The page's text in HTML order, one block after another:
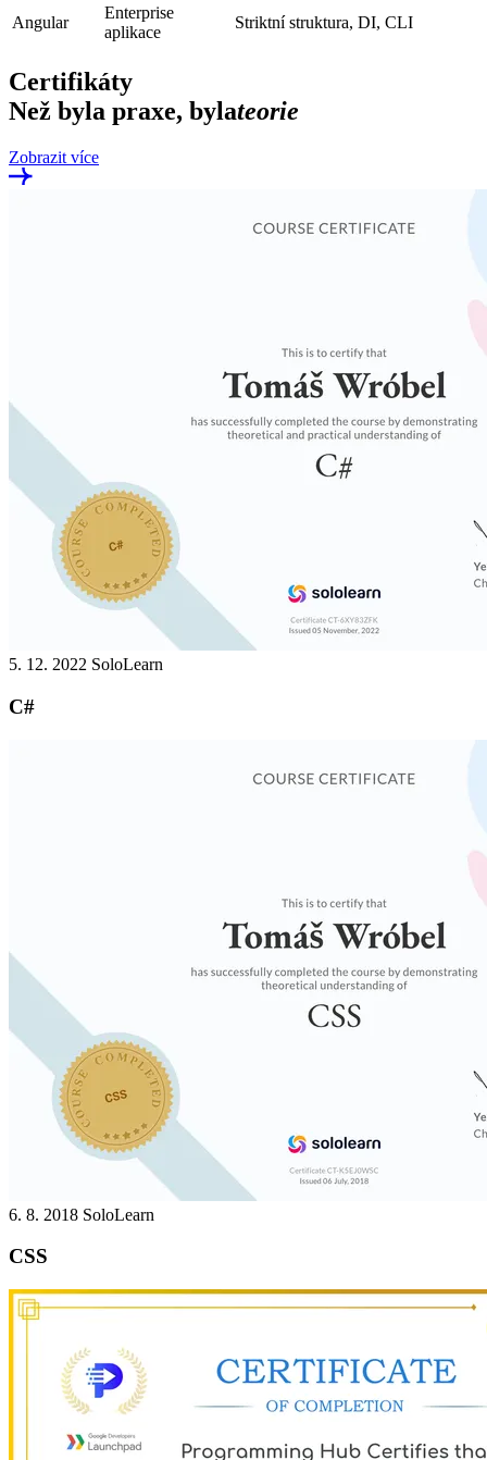
Angular
Enterprise
aplikace
Striktní struktura, DI, CLI
Certifikáty
Než byla praxe, bylateorie
Zobrazit více
5. 12. 2022 SoloLearn
C#
6. 8. 2018 SoloLearn
CSS